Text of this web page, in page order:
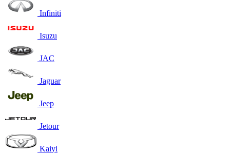
Infiniti
Isuzu
JAC
Jaguar
Jeep
Jetour
Kaiyi